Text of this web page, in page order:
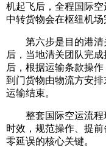
机起飞后，全程国际
中转货物会在枢纽机场
第六步是目的港清
后，当地清关团队完
后，根据运输条款操
到门货物由物流方安
运输结束。
整套国际空运流程
时效，规范操作、提前
零延误的核心关键。